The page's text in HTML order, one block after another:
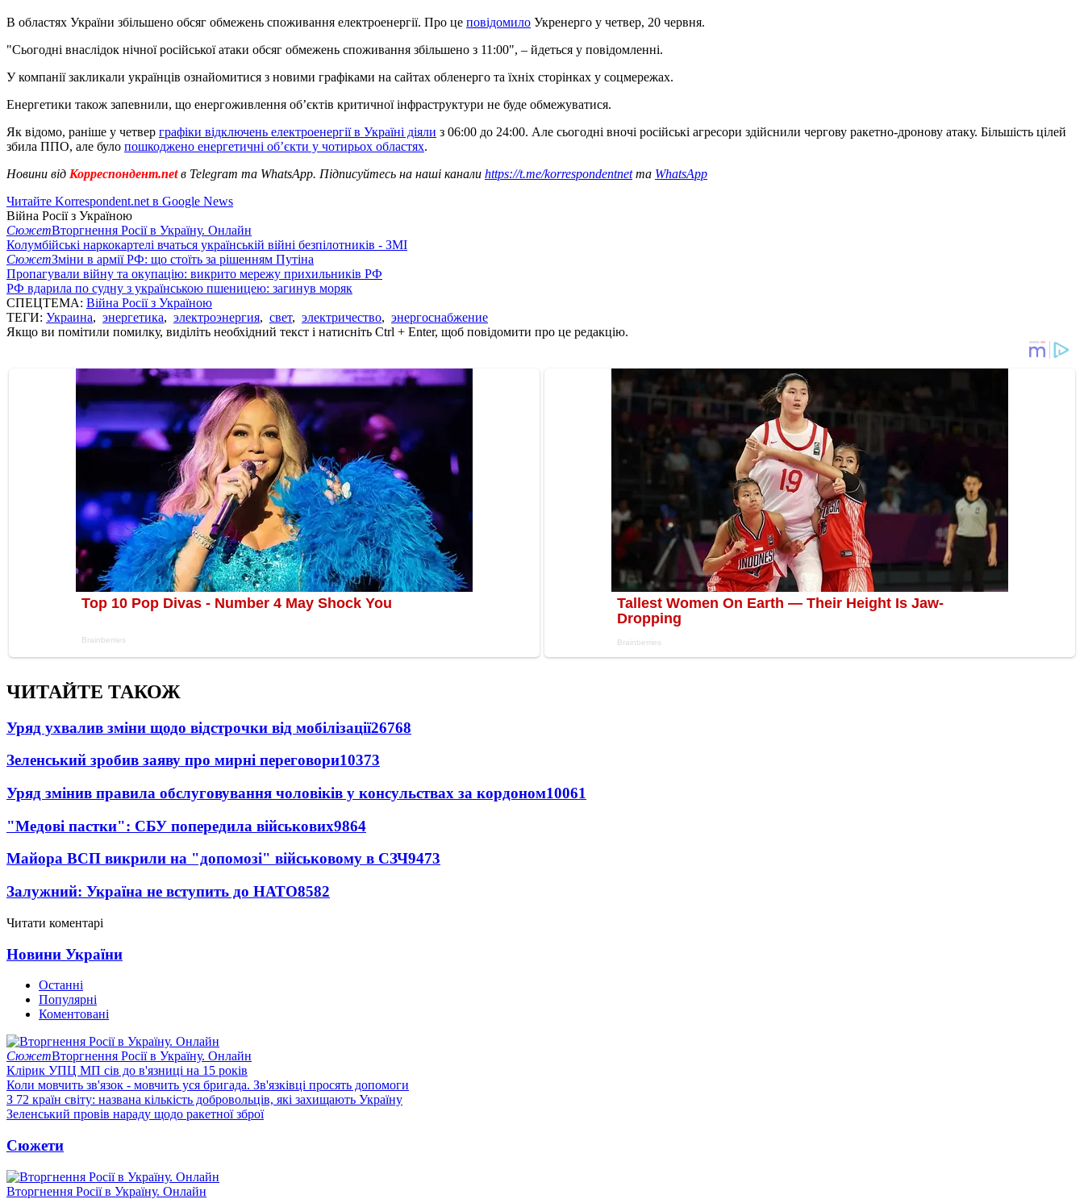
В областях України збільшено обсяг обмежень споживання електроенергії. Про це повідомило Укренерго у четвер, 20 червня.
"Сьогодні внаслідок нічної російської атаки обсяг обмежень споживання збільшено з 11:00", – йдеться у повідомленні.
У компанії закликали українців ознайомитися з новими графіками на сайтах обленерго та їхніх сторінках у соцмережах.
Енергетики також запевнили, що енергоживлення об’єктів критичної інфраструктури не буде обмежуватися.
Як відомо, раніше у четвер графіки відключень електроенергії в Україні діяли з 06:00 до 24:00. Але сьогодні вночі російські агресори здійснили чергову ракетно-дронову атаку. Більшість цілей
збила ППО, але було пошкоджено енергетичні об’єкти у чотирьох областях.
Новини від Корреспондент.netв Telegram та WhatsApp. Підписуйтесь на наші канали https://t.me/korrespondentnetта WhatsApp
Читайте Korrespondent.net в Google News
Війна Росії з Україною
СюжетВторгнення Росії в Україну. Онлайн
Колумбійські наркокартелі вчаться українській війні безпілотників - ЗМІ
СюжетЗміни в армії РФ: що стоїть за рішенням Путіна
Пропагували війну та окупацію: викрито мережу прихильників РФ
РФ вдарила по судну з українською пшеницею: загинув моряк
СПЕЦТЕМА: Війна Росії з Україною
ТЕГИ: Украина, энергетика, электроэнергия, свет, электричество, энергоснабжение
Якщо ви помітили помилку, виділіть необхідний текст і натисніть Ctrl + Enter, щоб повідомити про це редакцію.
ЧИТАЙТЕ ТАКОЖ
Уряд ухвалив зміни щодо відстрочки від мобілізації26768
Зеленський зробив заяву про мирні переговори10373
Уряд змінив правила обслуговування чоловіків у консульствах за кордоном10061
"Медові пастки": СБУ попередила військових9864
Майора ВСП викрили на "допомозі" військовому в СЗЧ9473
Залужний: Україна не вступить до НАТО8582
Читати коментарі
Новини України
Останні
Популярні
Коментовані
СюжетВторгнення Росії в Україну. Онлайн
Клірик УПЦ МП сів до в'язниці на 15 років
Коли мовчить зв'язок - мовчить уся бригада. Зв'язківці просять допомоги
З 72 країн світу: названа кількість добровольців, які захищають Україну
Зеленський провів нараду щодо ракетної зброї
Сюжети
Вторгнення Росії в Україну. Онлайн